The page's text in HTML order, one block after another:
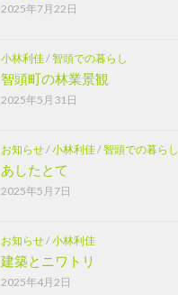
2025年7月22日
小林利佳/智頭での暮らし
智頭町の林業景観
2025年5月31日
お知らせ/小林利佳/智頭での暮らし
あしたとて
2025年5月7日
お知らせ/小林利佳
建築とニワトリ
2025年4月2日